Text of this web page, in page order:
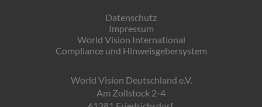
Datenschutz
Impressum
World Vision International
Compliance und Hinweisgebersystem
World Vision Deutschland e.V.
Am Zollstock 2-4